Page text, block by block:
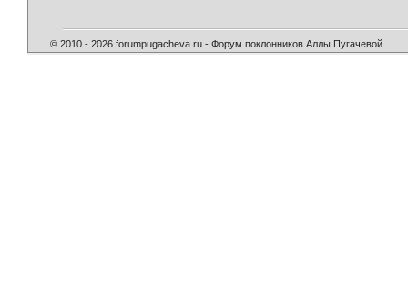
© 2010 - 2026 forumpugacheva.ru - Форум поклонников Аллы Пугачевой